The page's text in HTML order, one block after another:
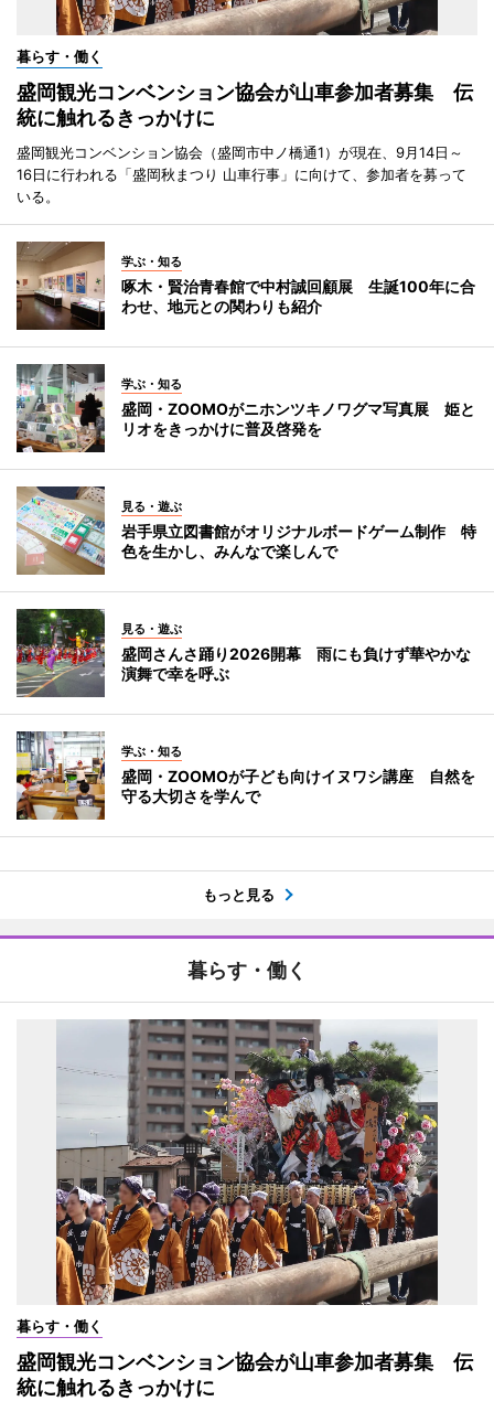
暮らす・働く
盛岡観光コンベンション協会が山車参加者募集 伝
統に触れるきっかけに
盛岡観光コンベンション協会（盛岡市中ノ橋通1）が現在、9月14日～
16日に行われる「盛岡秋まつり 山車行事」に向けて、参加者を募って
いる。
学ぶ・知る
啄木・賢治青春館で中村誠回顧展 生誕100年に合
わせ、地元との関わりも紹介
学ぶ・知る
盛岡・ZOOMOがニホンツキノワグマ写真展 姫と
リオをきっかけに普及啓発を
見る・遊ぶ
岩手県立図書館がオリジナルボードゲーム制作 特
色を生かし、みんなで楽しんで
見る・遊ぶ
盛岡さんさ踊り2026開幕 雨にも負けず華やかな
演舞で幸を呼ぶ
学ぶ・知る
盛岡・ZOOMOが子ども向けイヌワシ講座 自然を
守る大切さを学んで
もっと見る
暮らす・働く
暮らす・働く
盛岡観光コンベンション協会が山車参加者募集 伝
統に触れるきっかけに